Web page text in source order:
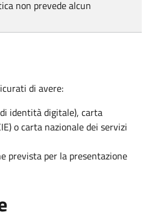
non prevede alcun
di avere:
identità digitale), carta
o carta nazionale dei servizi
prevista per la presentazione